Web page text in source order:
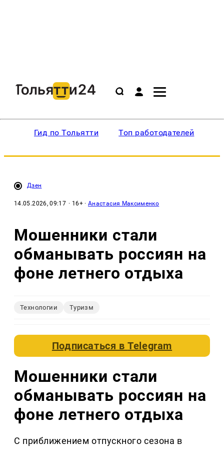
Гид по Тольятти Топ работодателей
Дзен
14.05.2026, 09:17 · 16+ ·Анастасия Максименко
Мошенники стали
обманывать россиян на
фоне летнего отдыха
Технологии Туризм
Подписаться вTelegram
Мошенники стали
обманывать россиян на
фоне летнего отдыха
С приближением отпускного сезона в